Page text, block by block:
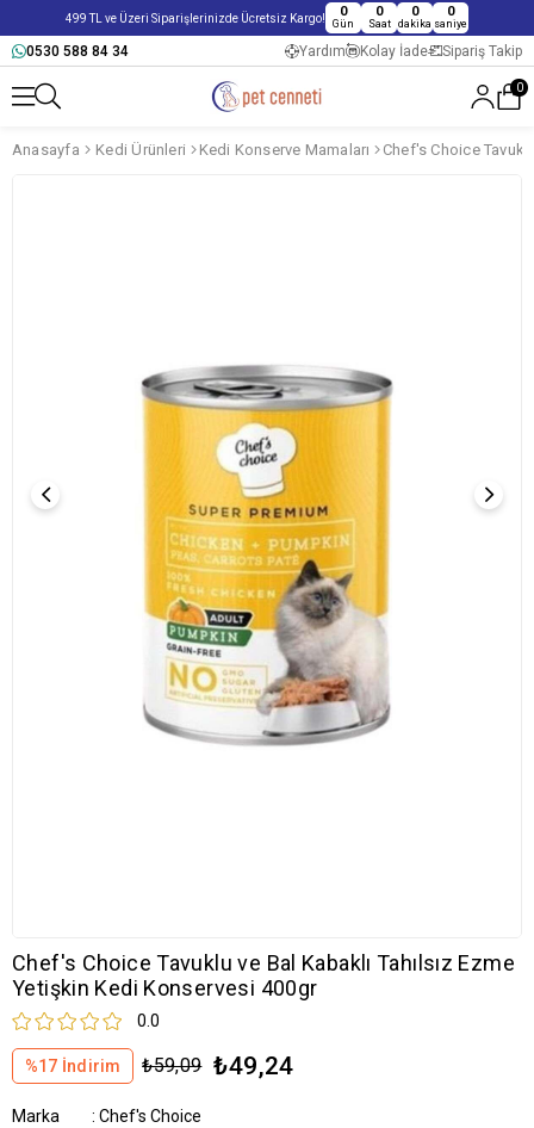
499 TL ve Üzeri Siparişlerinizde Ücretsiz Kargo! 0
Gün
0
Saat
0
dakika
0
saniye
0530 588 84 34 Yardım Kolay İade Sipariş Takip
0
Anasayfa Kedi Ürünleri Kedi Konserve Mamaları
Chef's Choice Tavuklu ve Bal Kabaklı Tahılsız Ezme
Yetişkin Kedi Konservesi 400gr
0.0
%17 İndirim ₺59,09 ₺49,24
Marka : Chef's Choice